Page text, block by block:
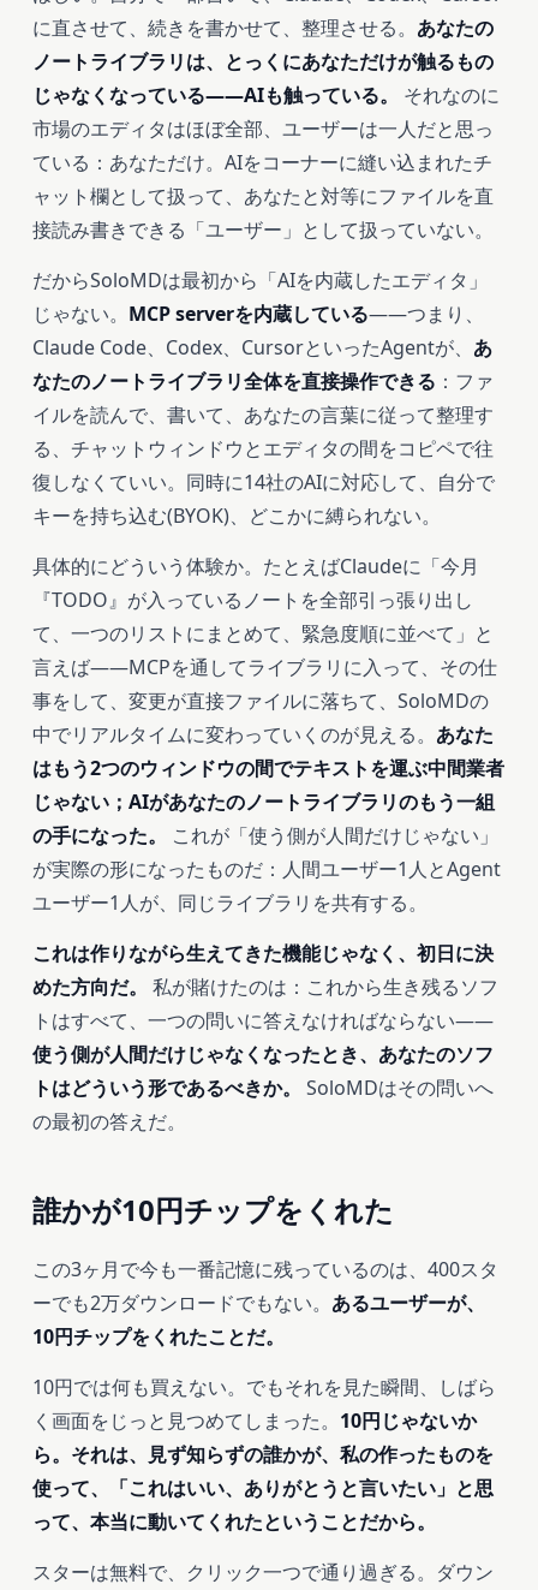
に直させて、続きを書かせて、整理させる。 あなたの
ノートライブラリは、とっくにあなただけが触るもの
じゃなくなっている――AIも触っている。
それなのに
市場のエディタはほぼ全部、ユーザーは一人だと思っ
ている：あなただけ。AIをコーナーに縫い込まれたチ
ャット欄として扱って、あなたと対等にファイルを直
接読み書きできる「ユーザー」として扱っていない。
だからSoloMDは最初から「AIを内蔵したエディタ」
じゃない。 MCP serverを内蔵している――つまり、
Claude Code、Codex、CursorといったAgentが、 あ
なたのノートライブラリ全体を直接操作できる ：ファ
イルを読んで、書いて、あなたの言葉に従って整理す
る、チャットウィンドウとエディタの間をコピペで往
復しなくていい。同時に14社のAIに対応して、自分で
キーを持ち込む(BYOK)、どこかに縛られない。
具体的にどういう体験か。たとえばClaudeに「今月
『TODO』が入っているノートを全部引っ張り出し
て、一つのリストにまとめて、緊急度順に並べて」と
言えば――MCPを通してライブラリに入って、その仕
事をして、変更が直接ファイルに落ちて、SoloMDの
中でリアルタイムに変わっていくのが見える。 あなた
はもう2つのウィンドウの間でテキストを運ぶ中間業者
じゃない；AIがあなたのノートライブラリのもう一組
の手になった。
これが「使う側が人間だけじゃない」
が実際の形になったものだ：人間ユーザー1人とAgent
ユーザー1人が、同じライブラリを共有する。
これは作りながら生えてきた機能じゃなく、初日に決
めた方向だ。
私が賭けたのは：これから生き残るソフ
トはすべて、一つの問いに答えなければならない――
使う側が人間だけじゃなくなったとき、あなたのソフ
トはどういう形であるべきか。
SoloMDはその問いへ
の最初の答えだ。
誰かが10円チップをくれた
この3ヶ月で今も一番記憶に残っているのは、400スタ
ーでも2万ダウンロードでもない。 あるユーザーが、
10円チップをくれたことだ。
10円では何も買えない。でもそれを見た瞬間、しばら
く画面をじっと見つめてしまった。 10円じゃないか
ら。それは、見ず知らずの誰かが、私の作ったものを
使って、「これはいい、ありがとうと言いたい」と思
って、本当に動いてくれたということだから。
スターは無料で、クリック一つで通り過ぎる。ダウン